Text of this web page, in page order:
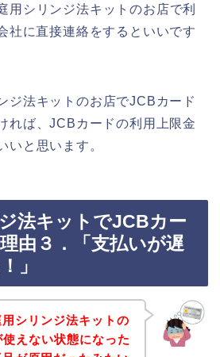
用シリンジ法キットのお店で利
社に直接連絡をするといいです
ジ法キットのお店でJCBカード
れば、JCBカードの利用上限金
いと思います。
法キットでJCBカー
由３．「支払いが遅
」
シリンジ法キットの
えない状態になった